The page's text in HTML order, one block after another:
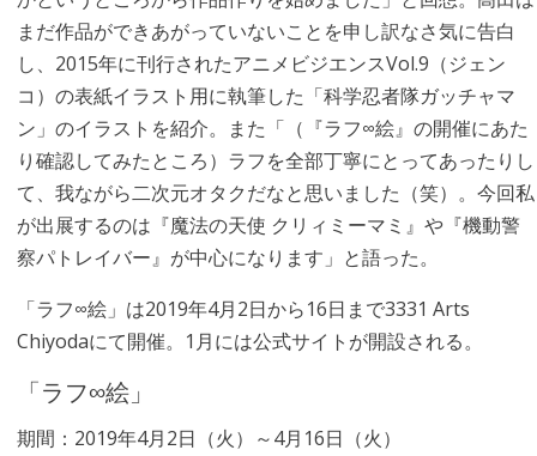
まだ作品ができあがっていないことを申し訳なさ気に告白
し、2015年に刊行されたアニメビジエンスVol.9（ジェン
コ）の表紙イラスト用に執筆した「科学忍者隊ガッチャマ
ン」のイラストを紹介。また「（『ラフ∞絵』の開催にあた
り確認してみたところ）ラフを全部丁寧にとってあったりし
て、我ながら二次元オタクだなと思いました（笑）。今回私
が出展するのは『魔法の天使 クリィミーマミ』や『機動警
察パトレイバー』が中心になります」と語った。
「ラフ∞絵」は2019年4月2日から16日まで3331 Arts
Chiyodaにて開催。1月には公式サイトが開設される。
「ラフ∞絵」
期間：2019年4月2日（火）～4月16日（火）